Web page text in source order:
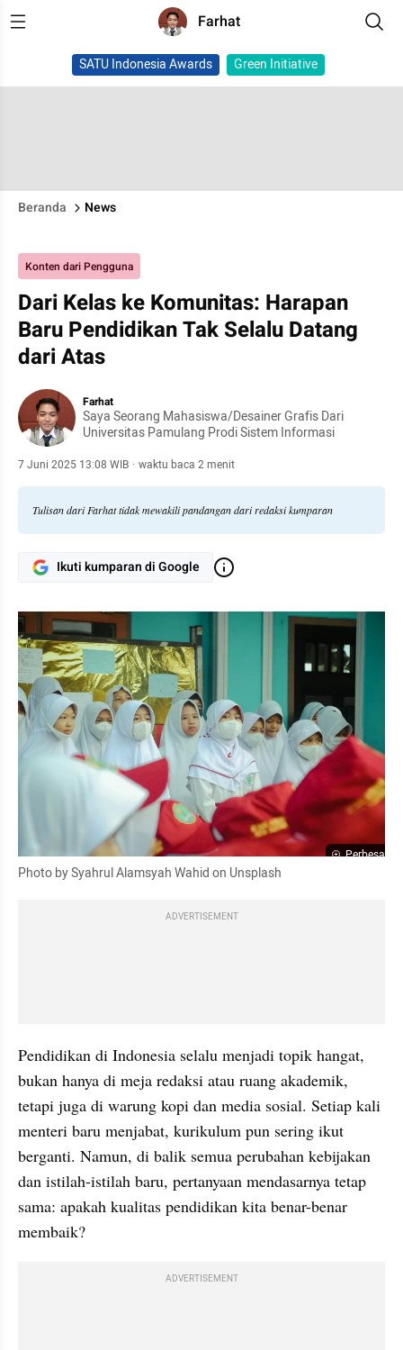
Farhat
SATU Indonesia Awards Green Initiative
Beranda News
Konten dari Pengguna
Dari Kelas ke Komunitas: Harapan
Baru Pendidikan Tak Selalu Datang
dari Atas
Farhat
Saya Seorang Mahasiswa/Desainer Grafis Dari
Universitas Pamulang Prodi Sistem Informasi
7 Juni 2025 13:08 WIB · waktu baca 2 menit
Tulisan dari Farhat tidak mewakili pandangan dari redaksi kumparan
Ikuti kumparan di Google
Perbesar
Photo by Syahrul Alamsyah Wahid on Unsplash
ADVERTISEMENT
Pendidikan di Indonesia selalu menjadi topik hangat,
bukan hanya di meja redaksi atau ruang akademik,
tetapi juga di warung kopi dan media sosial. Setiap kali
menteri baru menjabat, kurikulum pun sering ikut
berganti. Namun, di balik semua perubahan kebijakan
dan istilah-istilah baru, pertanyaan mendasarnya tetap
sama: apakah kualitas pendidikan kita benar-benar
membaik?
ADVERTISEMENT